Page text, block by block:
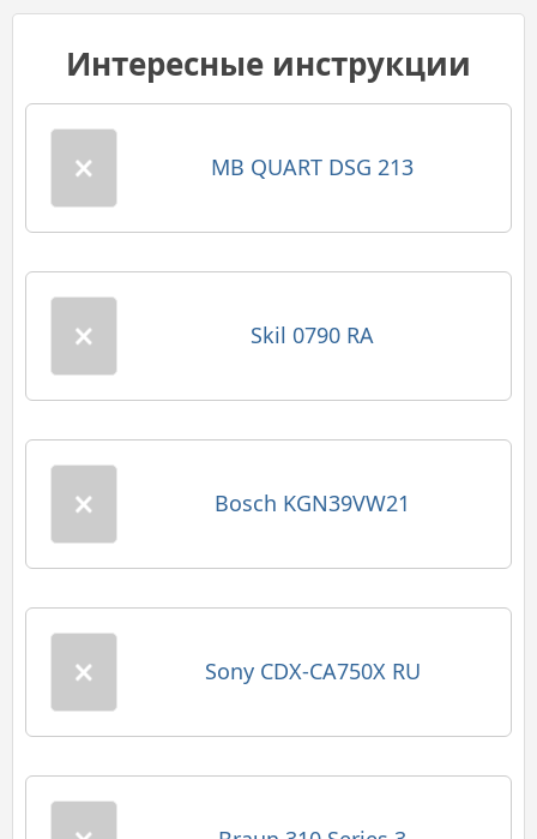
Интересные инструкции
MB QUART DSG 213
Skil 0790 RA
Bosch KGN39VW21
Sony CDX-CA750X RU